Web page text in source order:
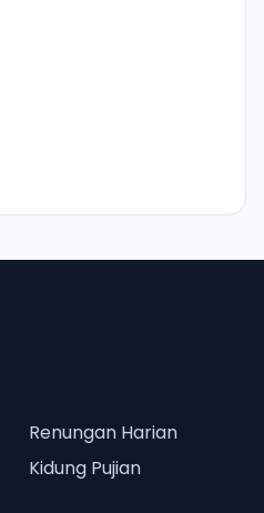
Renungan Harian
Kidung Pujian